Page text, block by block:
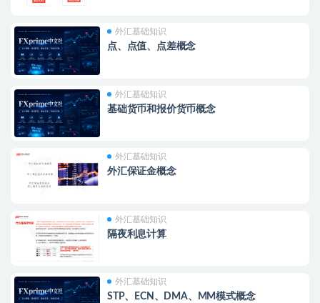
外汇基础知识
点、点值、点差概念
外汇基础知识
基础货币和报价货币概念
外汇基础知识
外汇保证金概念
外汇基础知识
隔夜利息计算
外汇基础知识
STP、ECN、DMA、MM模式概念